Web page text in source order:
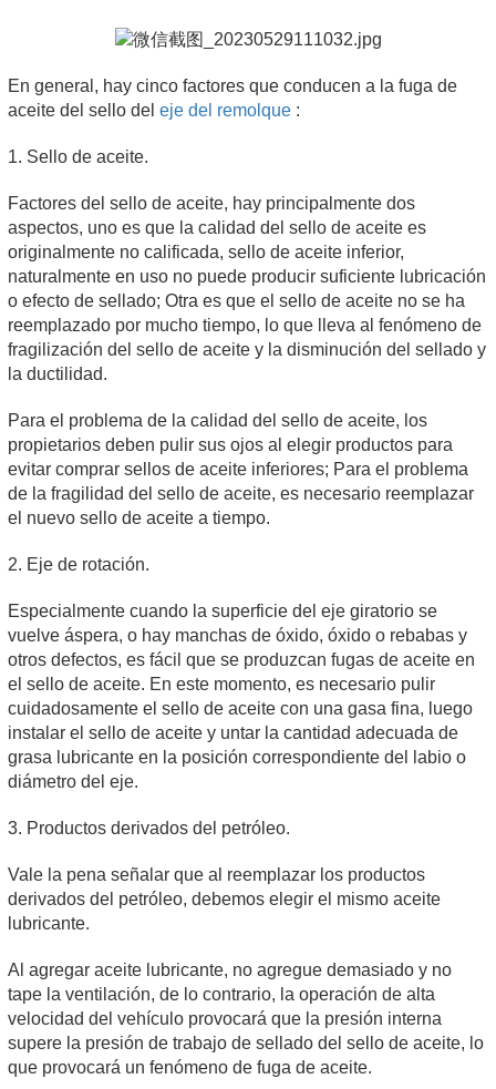
En general, hay cinco factores que conducen a la fuga de
aceite del sello del eje del remolque :
1. Sello de aceite.
Factores del sello de aceite, hay principalmente dos
aspectos, uno es que la calidad del sello de aceite es
originalmente no calificada, sello de aceite inferior,
naturalmente en uso no puede producir suficiente lubricación
o efecto de sellado; Otra es que el sello de aceite no se ha
reemplazado por mucho tiempo, lo que lleva al fenómeno de
fragilización del sello de aceite y la disminución del sellado y
la ductilidad.
Para el problema de la calidad del sello de aceite, los
propietarios deben pulir sus ojos al elegir productos para
evitar comprar sellos de aceite inferiores; Para el problema
de la fragilidad del sello de aceite, es necesario reemplazar
el nuevo sello de aceite a tiempo.
2. Eje de rotación.
Especialmente cuando la superficie del eje giratorio se
vuelve áspera, o hay manchas de óxido, óxido o rebabas y
otros defectos, es fácil que se produzcan fugas de aceite en
el sello de aceite. En este momento, es necesario pulir
cuidadosamente el sello de aceite con una gasa fina, luego
instalar el sello de aceite y untar la cantidad adecuada de
grasa lubricante en la posición correspondiente del labio o
diámetro del eje.
3. Productos derivados del petróleo.
Vale la pena señalar que al reemplazar los productos
derivados del petróleo, debemos elegir el mismo aceite
lubricante.
Al agregar aceite lubricante, no agregue demasiado y no
tape la ventilación, de lo contrario, la operación de alta
velocidad del vehículo provocará que la presión interna
supere la presión de trabajo de sellado del sello de aceite, lo
que provocará un fenómeno de fuga de aceite.